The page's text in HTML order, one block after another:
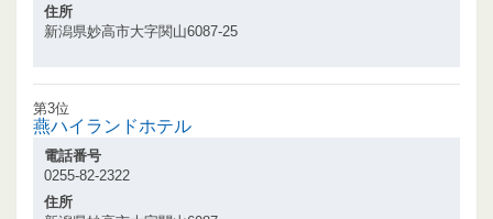
住所
新潟県妙高市大字関山6087-25
第3位
燕ハイランドホテル
電話番号
0255-82-2322
住所